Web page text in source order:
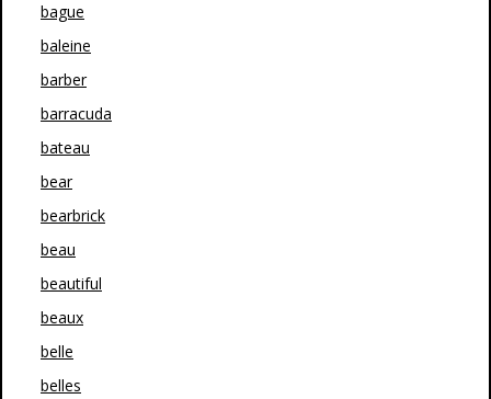
bague
baleine
barber
barracuda
bateau
bear
bearbrick
beau
beautiful
beaux
belle
belles